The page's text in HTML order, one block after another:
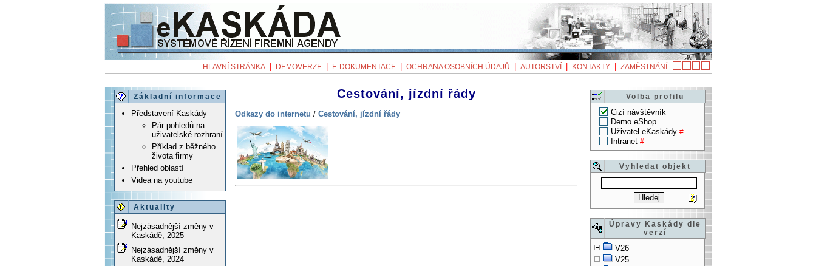
HLAVNÍ STRÁNKA DEMOVERZE E-DOKUMENTACE OCHRANA OSOBNÍCH ÚDAJŮ AUTORSTVÍ KONTAKTY ZAMĚSTNÁNÍ
Základní informace
Představení Kaskády
Pár pohledů na
uživatelské rozhraní
Příklad z běžného
života firmy
Přehled oblastí
Videa na youtube
Aktuality
Nejzásadnější změny v
Kaskádě, 2025
Nejzásadnější změny v
Kaskádě, 2024
Volba profilu
Cizí návštěvník
Demo eShop
Uživatel eKaskády #
Intranet #
Vyhledat objekt
Úpravy Kaskády dle
verzí
V26
V25
Cestování, jízdní řády
Odkazy do internetu / Cestování, jízdní řády